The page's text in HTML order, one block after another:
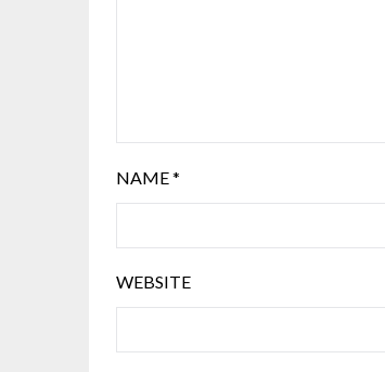
NAME*
WEBSITE